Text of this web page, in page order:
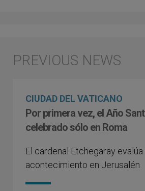
CIUDAD DEL VATICANO
Por primera vez, el Año
celebrado sólo en Roma
El cardenal Etchegaray evalúa
acontecimiento en Jerusalén